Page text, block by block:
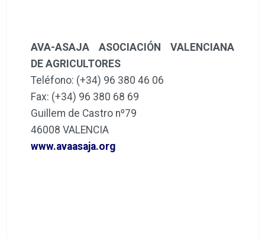
AVA-ASAJA ASOCIACIÓN VALENCIANA
DE AGRICULTORES
Teléfono: (+34) 96 380 46 06
Fax: (+34) 96 380 68 69
Guillem de Castro nº79
46008 VALENCIA
www.avaasaja.org